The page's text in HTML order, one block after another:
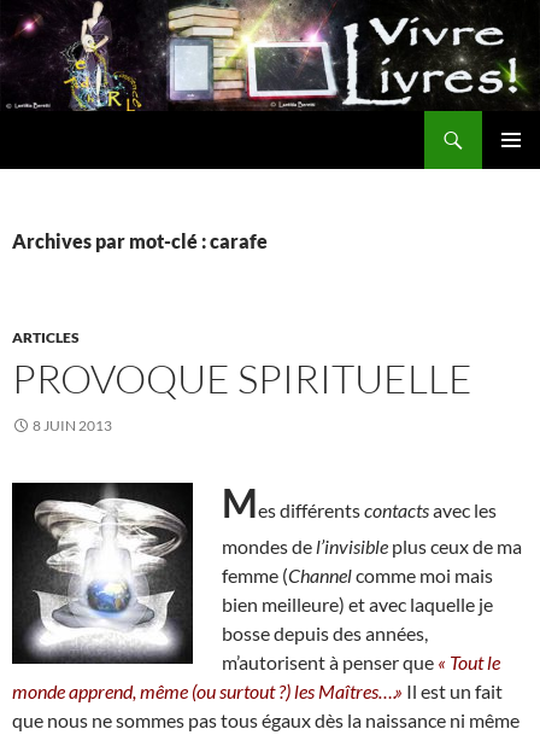
Aller
au
contenu
Archives par mot-clé : carafe
ARTICLES
PROVOQUE SPIRITUELLE
8 JUIN 2013
Mes différentscontactsavec les
mondes de l’invisible plus ceux de ma
femme (Channelcomme moi mais
bien meilleure) et avec laquelle je
bosse depuis des années,
m’autorisent à penser que « Tout le
monde apprend, même (ou surtout ?) les Maîtres….» Il est un fait
que nous ne sommes pas tous égaux dès la naissance ni même